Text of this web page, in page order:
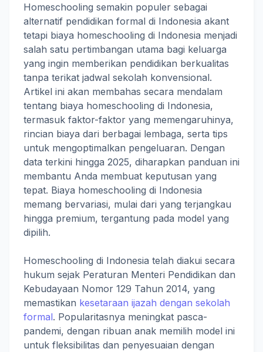
Homeschooling semakin populer sebagai
alternatif pendidikan formal di Indonesia akant
tetapi biaya homeschooling di Indonesia menjadi
salah satu pertimbangan utama bagi keluarga
yang ingin memberikan pendidikan berkualitas
tanpa terikat jadwal sekolah konvensional.
Artikel ini akan membahas secara mendalam
tentang biaya homeschooling di Indonesia,
termasuk faktor-faktor yang memengaruhinya,
rincian biaya dari berbagai lembaga, serta tips
untuk mengoptimalkan pengeluaran. Dengan
data terkini hingga 2025, diharapkan panduan ini
membantu Anda membuat keputusan yang
tepat. Biaya homeschooling di Indonesia
memang bervariasi, mulai dari yang terjangkau
hingga premium, tergantung pada model yang
dipilih.
Homeschooling di Indonesia telah diakui secara
hukum sejak Peraturan Menteri Pendidikan dan
Kebudayaan Nomor 129 Tahun 2014, yang
memastikan kesetaraan ijazah dengan sekolah
formal. Popularitasnya meningkat pasca-
pandemi, dengan ribuan anak memilih model ini
untuk fleksibilitas dan penyesuaian dengan